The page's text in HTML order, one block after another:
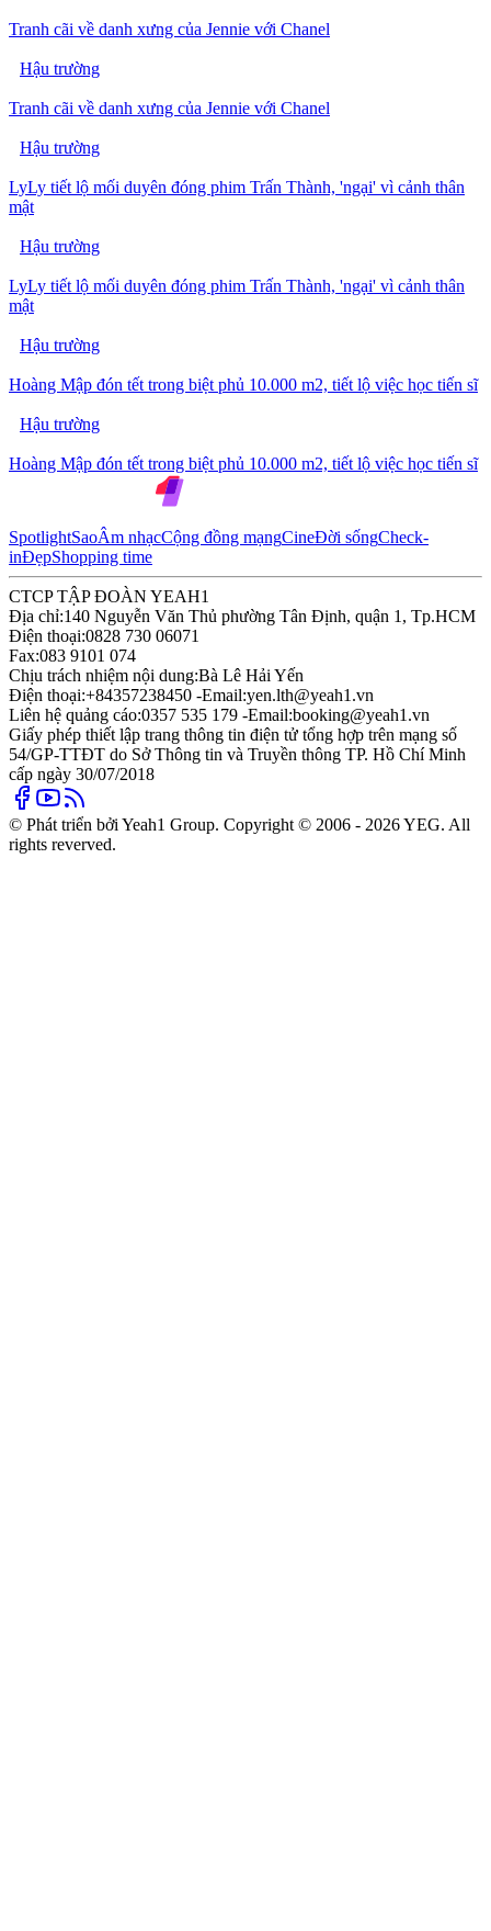
Tranh cãi về danh xưng của Jennie với Chanel
Hậu trường
Tranh cãi về danh xưng của Jennie với Chanel
Hậu trường
LyLy tiết lộ mối duyên đóng phim Trấn Thành, 'ngại' vì cảnh thân
mật
Hậu trường
LyLy tiết lộ mối duyên đóng phim Trấn Thành, 'ngại' vì cảnh thân
mật
Hậu trường
Hoàng Mập đón tết trong biệt phủ 10.000 m2, tiết lộ việc học tiến sĩ
Hậu trường
Hoàng Mập đón tết trong biệt phủ 10.000 m2, tiết lộ việc học tiến sĩ
SpotlightSaoÂm nhạcCộng đồng mạngCineĐời sốngCheck-
inĐẹpShopping time
CTCP TẬP ĐOÀN YEAH1
Địa chỉ:140 Nguyễn Văn Thủ phường Tân Định, quận 1, Tp.HCM
Điện thoại:0828 730 06071
Fax:083 9101 074
Chịu trách nhiệm nội dung:Bà Lê Hải Yến
Điện thoại:+84357238450 -Email:yen.lth@yeah1.vn
Liên hệ quảng cáo:0357 535 179 -Email:booking@yeah1.vn
Giấy phép thiết lập trang thông tin điện tử tổng hợp trên mạng số
54/GP-TTĐT do Sở Thông tin và Truyền thông TP. Hồ Chí Minh
cấp ngày 30/07/2018
© Phát triển bởi Yeah1 Group. Copyright © 2006 - 2026 YEG. All
rights reverved.